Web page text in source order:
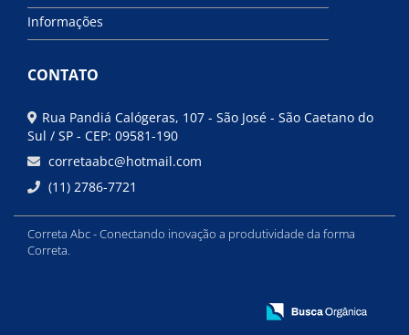
Informações
CONTATO
Rua Pandiá Calógeras, 107 - São José - São Caetano do
Sul / SP - CEP: 09581-190
corretaabc@hotmail.com
(11) 2786-7721
Correta Abc - Conectando inovação a produtividade da forma
Correta.